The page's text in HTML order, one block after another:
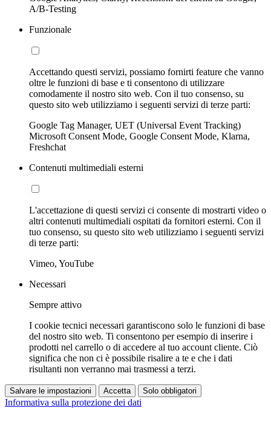
A/B-Testing
Funzionale
Accettando questi servizi, possiamo fornirti feature che vanno
oltre le funzioni di base e ti consentono di utilizzare
comodamente il nostro sito web. Con il tuo consenso, su
questo sito web utilizziamo i seguenti servizi di terze parti:
Google Tag Manager, UET (Universal Event Tracking)
Microsoft Consent Mode, Google Consent Mode, Klarna,
Freshchat
Contenuti multimediali esterni
L'accettazione di questi servizi ci consente di mostrarti video o
altri contenuti multimediali ospitati da fornitori esterni. Con il
tuo consenso, su questo sito web utilizziamo i seguenti servizi
di terze parti:
Vimeo, YouTube
Necessari
Sempre attivo
I cookie tecnici necessari garantiscono solo le funzioni di base
del nostro sito web. Ti consentono per esempio di inserire i
prodotti nel carrello o di accedere al tuo account cliente. Ciò
significa che non ci è possibile risalire a te e che i dati
risultanti non verranno mai trasmessi a terzi.
Salvare le impostazioni Accetta Solo obbligatori
Informativa sulla protezione dei dati